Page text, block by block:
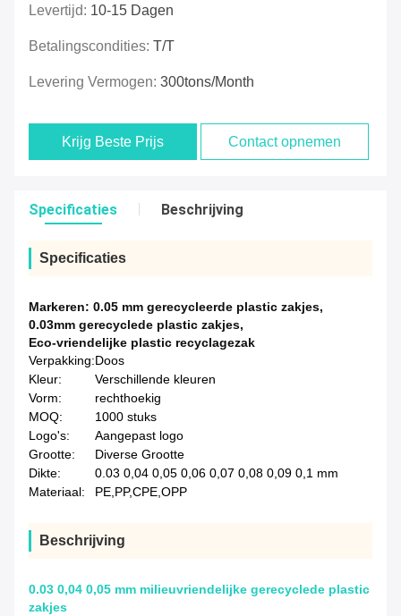
Levertijd: 10-15 Dagen
Betalingscondities: T/T
Levering Vermogen: 300tons/Month
Krijg Beste Prijs Contact opnemen
Specificaties Beschrijving
Specificaties
Markeren: 0.05 mm gerecycleerde plastic zakjes,
0.03mm gerecyclede plastic zakjes,
Eco-vriendelijke plastic recyclagezak
Verpakking:Doos
Kleur:
Verschillende kleuren
Vorm:
rechthoekig
MOQ:
1000 stuks
Logo's:
Aangepast logo
Grootte:
Diverse Grootte
Dikte:
0.03 0,04 0,05 0,06 0,07 0,08 0,09 0,1 mm
Materiaal:
PE,PP,CPE,OPP
Beschrijving
0.03 0,04 0,05 mm milieuvriendelijke gerecyclede plastic
zakjes